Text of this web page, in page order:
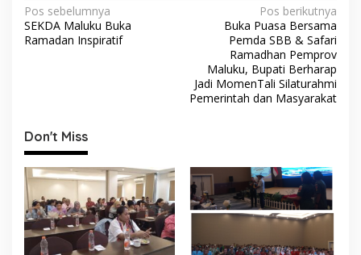
N
a
a
s
i
p
o
s
Pos sebelumnya
SEKDA Maluku Buka
Ramadan Inspiratif
Pos berikutnya
Buka Puasa Bersama
Pemda SBB & Safari
Ramadhan Pemprov
Maluku, Bupati Berharap
Jadi MomenTali Silaturahmi
Pemerintah dan Masyarakat
Don't Miss